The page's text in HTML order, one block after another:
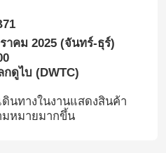
าคม 2025 (จันทร์-ธุร์)
ดูไบ (DWTC)
นทางในงานแสดงสินค้า
มหมายมากขึ้น